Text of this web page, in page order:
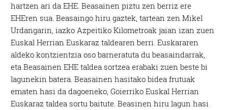
hartzen ari da EHE. Beasainen piztu zen berriz ere
EHEren sua. Beasaingo hiru gaztek, tartean zen Mikel
Urdangarin, iazko Azpeitiko Kilometroak jaian izan zuen
Euskal Herrian Euskaraz taldearen berri. Euskararen
aldeko kontzientzia oso barneratuta du beasaindarrak,
eta Beasainen EHE taldea sortzea erabaki zuen beste bi
lagunekin batera. Beasainen hasitako bidea frutuak
ematen hasi da dagoeneko, Goierriko Euskal Herrian
Euskaraz taldea sortu baitute. Beasinen hiru lagun hasi